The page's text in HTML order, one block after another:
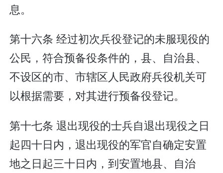
息。
第十六条 经过初次兵役登记的未服现役的
公民，符合预备役条件的，县、自治县、
不设区的市、市辖区人民政府兵役机关可
以根据需要，对其进行预备役登记。
第十七条 退出现役的士兵自退出现役之日
起四十日内，退出现役的军官自确定安置
地之日起三十日内，到安置地县、自治